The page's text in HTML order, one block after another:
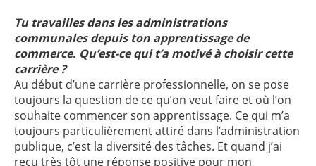
Tu travailles dans les administrations
communales depuis ton apprentissage de
commerce. Qu’est-ce qui t’a motivé à choisir cette
carrière ?
Au début d’une carrière professionnelle, on se pose
toujours la question de ce qu’on veut faire et où l’on
souhaite commencer son apprentissage. Ce qui m’a
toujours particulièrement attiré dans l’administration
publique, c’est la diversité des tâches. Et quand j’ai
reçu très tôt une réponse positive pour mon